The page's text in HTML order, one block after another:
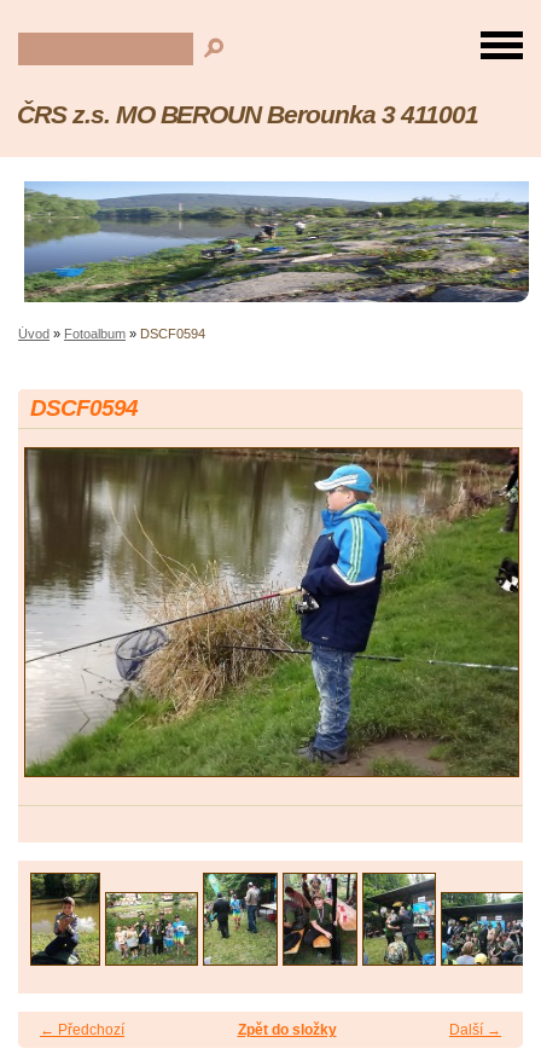
ČRS z.s. MO BEROUN Berounka 3 411001
Úvod » Fotoalbum » DSCF0594
DSCF0594
← Předchozí Další →
Zpět do složky